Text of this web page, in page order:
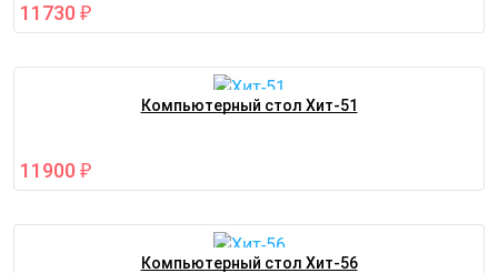
11730 ₽
Компьютерный стол Хит-51
11900 ₽
Компьютерный стол Хит-56